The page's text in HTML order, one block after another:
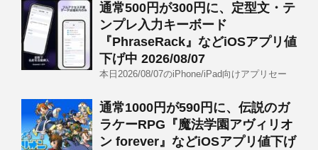
通常500円が300円に、定型文・テ
ンプレ入力キーボード
『PhraseRack』などiOSアプリ値
下げ中 2026/08/07
本日2026/08/07のiPhone/iPad向けアプリセー
通常1000円が590円に、伝説のガ
ラケーRPG『魔法学園アヴィリオ
ン forever』などiOSアプリ値下げ